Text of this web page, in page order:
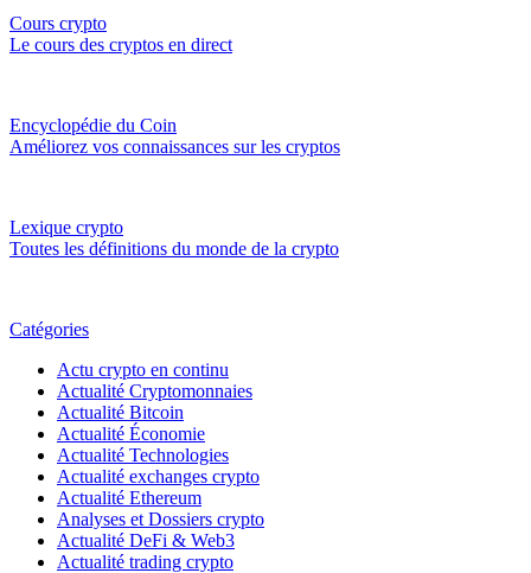
Cours crypto
Le cours des cryptos en direct
Encyclopédie du Coin
Améliorez vos connaissances sur les cryptos
Lexique crypto
Toutes les définitions du monde de la crypto
Catégories
Actu crypto en continu
Actualité Cryptomonnaies
Actualité Bitcoin
Actualité Économie
Actualité Technologies
Actualité exchanges crypto
Actualité Ethereum
Analyses et Dossiers crypto
Actualité DeFi & Web3
Actualité trading crypto